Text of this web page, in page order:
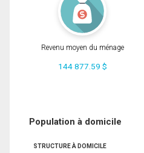
Revenu moyen du ménage
144 877.59 $
Population à domicile
STRUCTURE À DOMICILE